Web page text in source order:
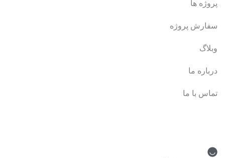
پروژه ها
سفارش پروژه
وبلاگ
درباره ما
تماس با ما